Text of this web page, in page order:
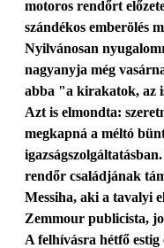
motoros rendőrt
szándékos emberölés
Nyilvánosan
nagyanyja még
abba "a kirakatok, az
Azt is elmondta:
megkapná a méltó
rendőr családjának
Messiha, aki a tavalyi
Zemmour publicista,
A felhívásra hétfő